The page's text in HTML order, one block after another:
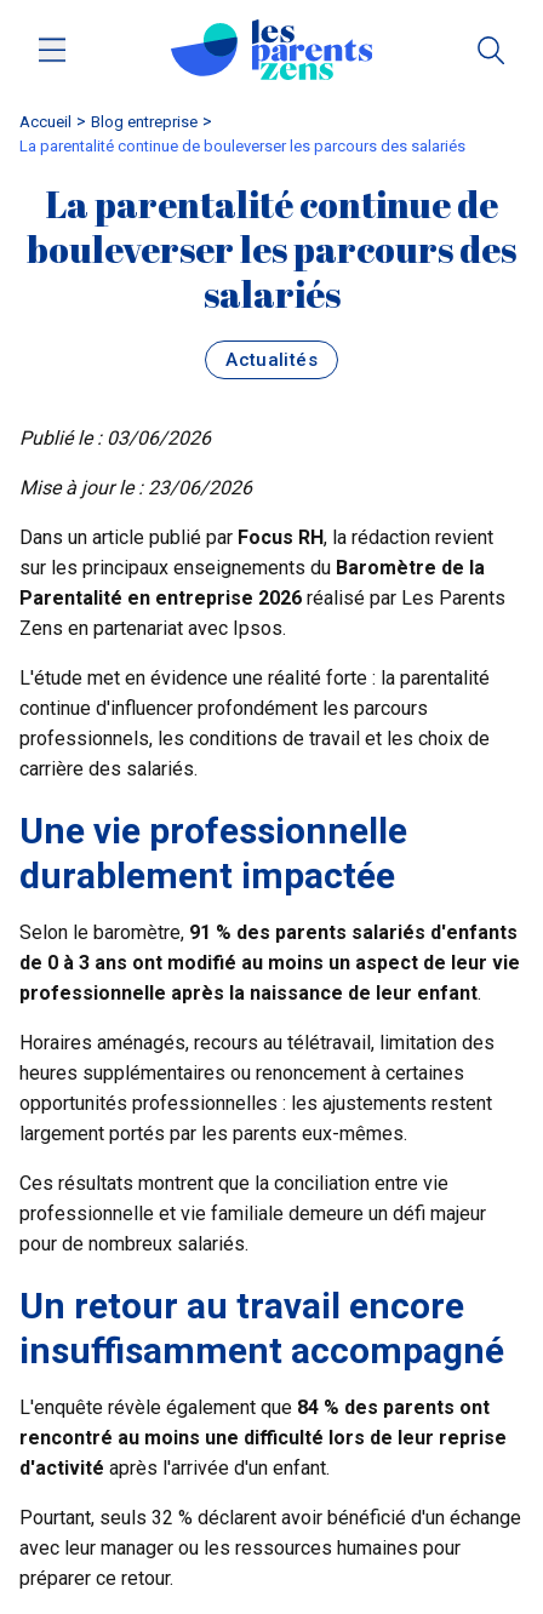
Accueil
blog entreprise
La parentalité continue de bouleverser les parcours des salariés
La parentalité continue de
bouleverser les parcours des
salariés
Actualités
Publié le : 03/06/2026
Mise à jour le : 23/06/2026
Dans un article publié par Focus RH, la rédaction revient
sur les principaux enseignements du Baromètre de la
Parentalité en entreprise 2026 réalisé par Les Parents
Zens en partenariat avec Ipsos.
L'étude met en évidence une réalité forte : la parentalité
continue d'influencer profondément les parcours
professionnels, les conditions de travail et les choix de
carrière des salariés.
Une vie professionnelle
durablement impactée
Selon le baromètre, 91 % des parents salariés d'enfants
de 0 à 3 ans ont modifié au moins un aspect de leur vie
professionnelle après la naissance de leur enfant.
Horaires aménagés, recours au télétravail, limitation des
heures supplémentaires ou renoncement à certaines
opportunités professionnelles : les ajustements restent
largement portés par les parents eux-mêmes.
Ces résultats montrent que la conciliation entre vie
professionnelle et vie familiale demeure un défi majeur
pour de nombreux salariés.
Un retour au travail encore
insuffisamment accompagné
L'enquête révèle également que 84 % des parents ont
rencontré au moins une difficulté lors de leur reprise
d'activité après l'arrivée d'un enfant.
Pourtant, seuls 32 % déclarent avoir bénéficié d'un échange
avec leur manager ou les ressources humaines pour
préparer ce retour.